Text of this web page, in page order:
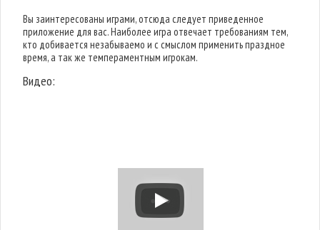
Вы заинтересованы играми, отсюда следует приведенное
приложение для вас. Наиболее игра отвечает требованиям тем,
кто добивается незабываемо и с смыслом применить праздное
время, а так же темпераментным игрокам.
Видео: